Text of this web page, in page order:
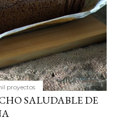
proyectos
SALUDABLE DE